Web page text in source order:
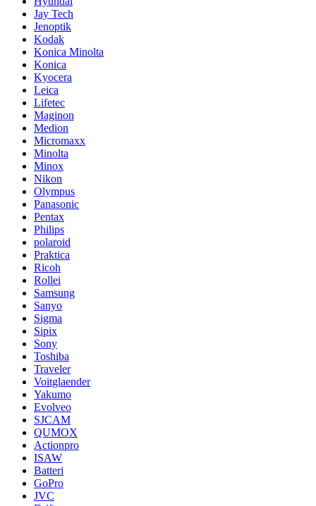
Jay Tech
Jenoptik
Kodak
Konica Minolta
Konica
Kyocera
Leica
Lifetec
Maginon
Medion
Micromaxx
Minolta
Minox
Nikon
Olympus
Panasonic
Pentax
Philips
polaroid
Praktica
Ricoh
Rollei
Samsung
Sanyo
Sigma
Sipix
Sony
Toshiba
Traveler
Voitglaender
Yakumo
Evolveo
SJCAM
QUMOX
Actionpro
ISAW
Batteri
GoPro
JVC